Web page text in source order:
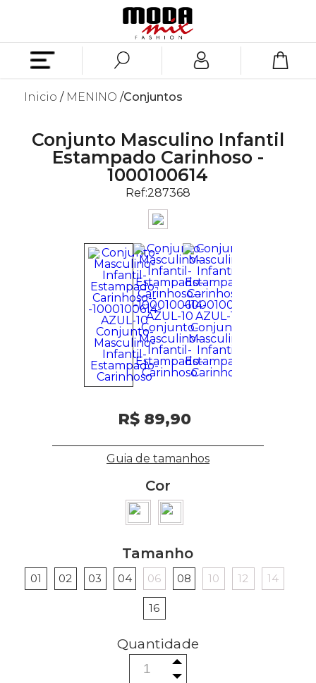
Inicio MENINO Conjuntos
Conjunto Masculino Infantil
Estampado Carinhoso -
1000100614
Ref:287368
R$ 89,90
Guia de tamanhos
Cor
Tamanho
01 02 03 04 06 08 10 12 14
16